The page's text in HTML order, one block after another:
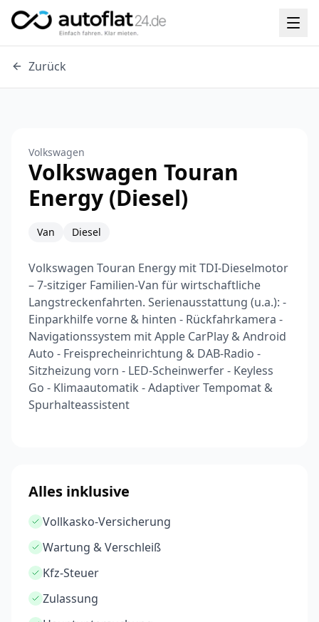
Zurück
Volkswagen
Volkswagen Touran
Energy (Diesel)
Van Diesel
Volkswagen Touran Energy mit TDI-Dieselmotor
– 7-sitziger Familien-Van für wirtschaftliche
Langstreckenfahrten. Serienausstattung (u.a.): -
Einparkhilfe vorne & hinten - Rückfahrkamera -
Navigationssystem mit Apple CarPlay & Android
Auto - Freisprecheinrichtung & DAB-Radio -
Sitzheizung vorn - LED-Scheinwerfer - Keyless
Go - Klimaautomatik - Adaptiver Tempomat &
Spurhalteassistent
Alles inklusive
Vollkasko-Versicherung
Wartung & Verschleiß
Kfz-Steuer
Zulassung